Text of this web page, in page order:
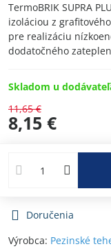
TermoBRIK SUPRA
izoláciou z
pre realizáciu
dodatočného
Skladom u
11,65 €
8,15 €
Doručenia
Výrobca: Pezinské